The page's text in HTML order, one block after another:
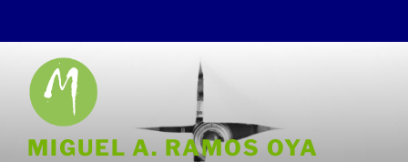
contenido
MIGUEL A. RAMOS OYA